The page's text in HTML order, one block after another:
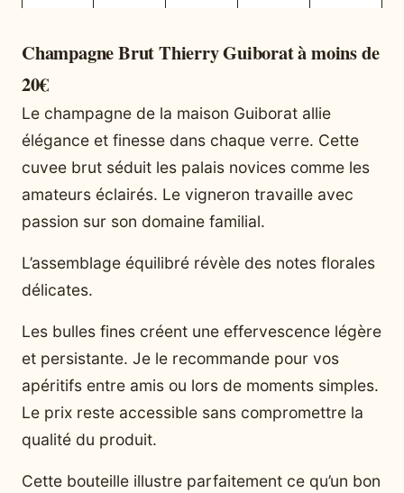
Champagne Brut Thierry Guiborat à moins de
20€
Le champagne de la maison Guiborat allie
élégance et finesse dans chaque verre. Cette
cuvee brut séduit les palais novices comme les
amateurs éclairés. Le vigneron travaille avec
passion sur son domaine familial.
L’assemblage équilibré révèle des notes florales
délicates.
Les bulles fines créent une effervescence légère
et persistante. Je le recommande pour vos
apéritifs entre amis ou lors de moments simples.
Le prix reste accessible sans compromettre la
qualité du produit.
Cette bouteille illustre parfaitement ce qu’un bon